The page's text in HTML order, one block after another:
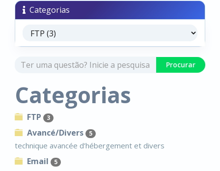
Categorias
Categorias
FTP 3
Avancé/Divers 5
technique avancée d’hébergement et divers
Email 5